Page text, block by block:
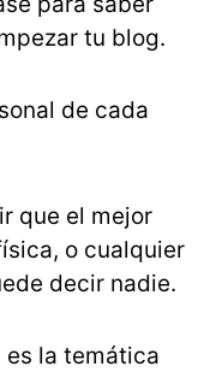
tu blog.
de cada
que el mejor
o cualquier
decir nadie.
es la temática